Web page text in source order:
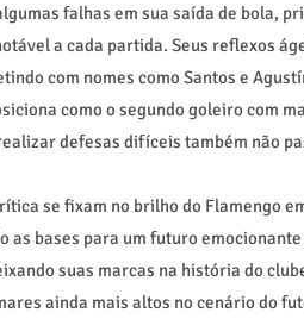
falhas em sua saída de bola,
a cada partida. Seus reflexos
com nomes como Santos e
como o segundo goleiro com
defesas difíceis também não
se fixam no brilho do Flamengo
as bases para um futuro
suas marcas na história do
ainda mais altos no cenário do